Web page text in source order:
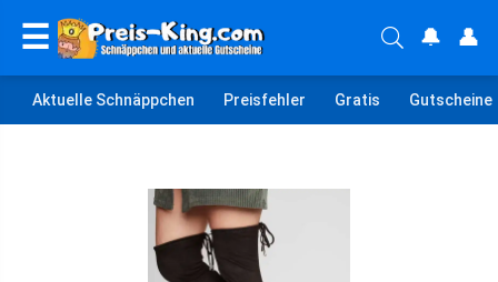
☰ 🔔 👤
Aktuelle Schnäppchen Preisfehler Gratis Gutscheine